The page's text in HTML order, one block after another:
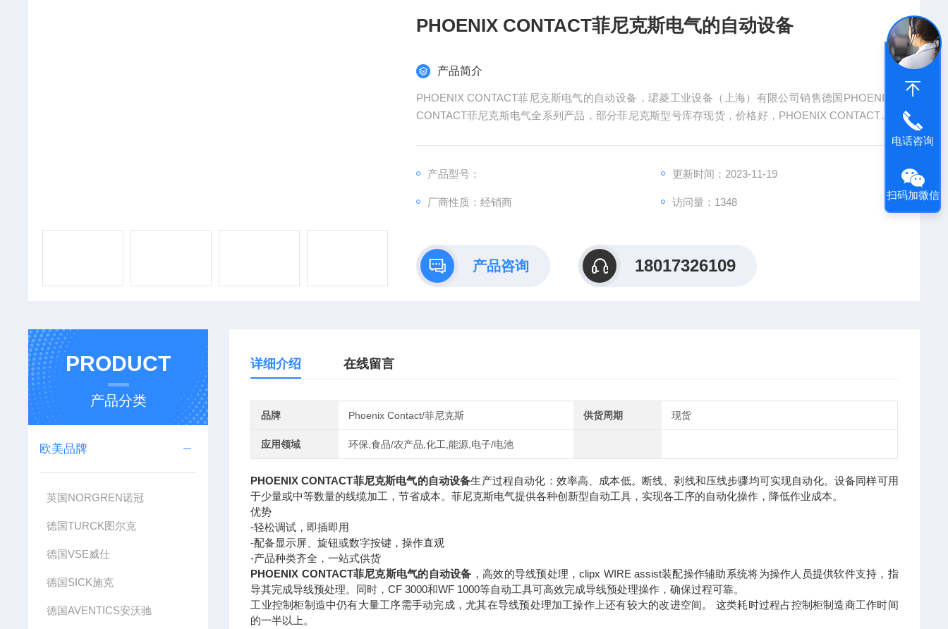
PHOENIX CONTACT菲尼克斯电气的自动设备
产品简介
PHOENIX CONTACT菲尼克斯电气的自动设备，珺菱工业设备（上海）有限公司销售德国PHOENIX
CONTACT菲尼克斯电气全系列产品，部分菲尼克斯型号库存现货，价格好，PHOENIX CONTACT菲
产品型号： 更新时间：2023-11-19
厂商性质：经销商 访问量：1348
产品咨询 18017326109
PRODUCT
产品分类
欧美品牌
英国NORGREN诺冠
德国TURCK图尔克
德国VSE威仕
德国SICK施克
德国AVENTICS安沃驰
详细介绍 在线留言
品牌 Phoenix Contact/菲尼克斯 供货周期 现货
应用领域 环保,食品/农产品,化工,能源,电子/电池
PHOENIX CONTACT菲尼克斯电气的自动设备生产过程自动化：效率高、成本低。断线、剥线和压线步骤均可实现自动化。设备同样可用
于少量或中等数量的线缆加工，节省成本。菲尼克斯电气提供各种创新型自动工具，实现各工序的自动化操作，降低作业成本。
优势
-轻松调试，即插即用
-配备显示屏、旋钮或数字按键，操作直观
-产品种类齐全，一站式供货
PHOENIX CONTACT菲尼克斯电气的自动设备 ，高效的导线预处理，clipx WIRE assist装配操作辅助系统将为操作人员提供软件支持，指
导其完成导线预处理。同时，CF 3000和WF 1000等自动工具可高效完成导线预处理操作，确保过程可靠。
工业控制柜制造中仍有大量工序需手动完成，尤其在导线预处理加工操作上还有较大的改进空间。 这类耗时过程占控制柜制造商工作时间
的一半以上。
电话咨询
扫码加微信